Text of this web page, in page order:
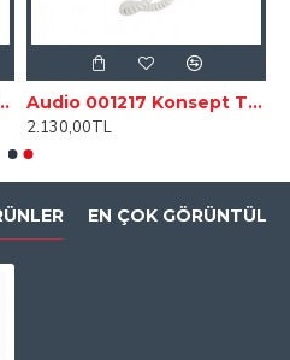
Takımsız Telefon
Audio 001217 Konsept Tuş Takımlı Dijital DT Telefon
2.130,00TL
EN ÇOK